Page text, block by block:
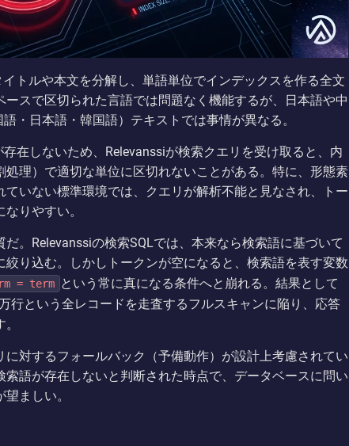
トルや本文を分解し、単語単位でインデックスを作る全文
スで区切られた言語では問題なく機能するが、日本語や中
・日本語・韓国語）テキストでは事情が異なる。
在しないため、Relevanssiが検索クエリを受け取ると、内
理）で適切な単位に区切れないことがある。特に、形態素
いない標準環境では、クエリが解析不能と見なされ、トー
りやすい。
。Relevanssiの検索SQLでは、本来なら検索語に基づいて
絞り込む。しかしトークンが空になると、検索語を表す変数
= term という常に真になる条件へと崩れる。結果として
行という全レコードを走査するフルスキャンに陥り、応答
に対するフォールバック（予備動作）が設計上考慮されてい
語が存在しないと判断された時点で、データベースに問い
ましい。